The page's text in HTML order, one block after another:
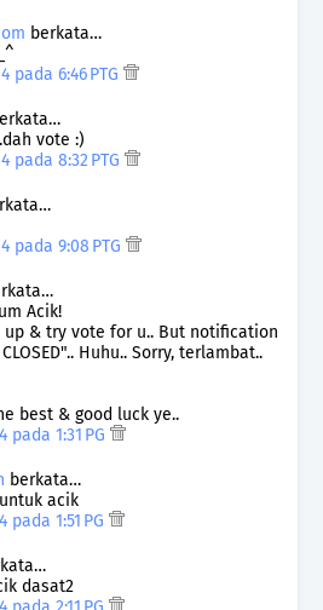
berkata…
pada 6:46 PTG
vote :)
pada 8:32 PTG
pada 9:08 PTG
Acik!
up & try vote for u.. But notification
Huhu.. Sorry, terlambat..
best & good luck ye..
pada 1:31 PG
berkata…
acik
pada 1:51 PG
dasat2